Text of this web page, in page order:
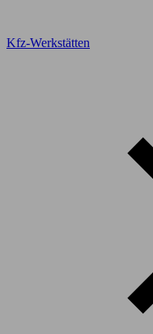
Kfz-Werkstätten